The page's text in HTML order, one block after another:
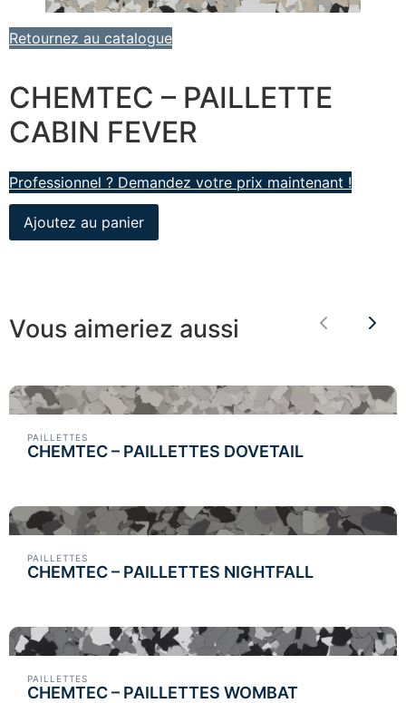
Retournez au catalogue
CHEMTEC – PAILLETTE
CABIN FEVER
Professionnel ? Demandez votre prix maintenant !
Ajoutez au panier
Vous aimeriez aussi Previous
PAILLETTES
CHEMTEC – PAILLETTES DOVETAIL
PAILLETTES
CHEMTEC – PAILLETTES NIGHTFALL
PAILLETTES
CHEMTEC – PAILLETTES WOMBAT